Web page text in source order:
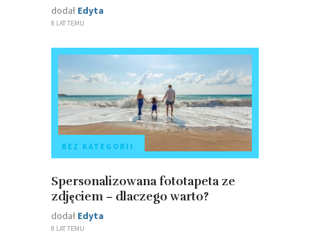
dodał Edyta
8 LAT TEMU
BEZ KATEGORII
Spersonalizowana fototapeta ze
zdjęciem – dlaczego warto?
dodał Edyta
8 LAT TEMU